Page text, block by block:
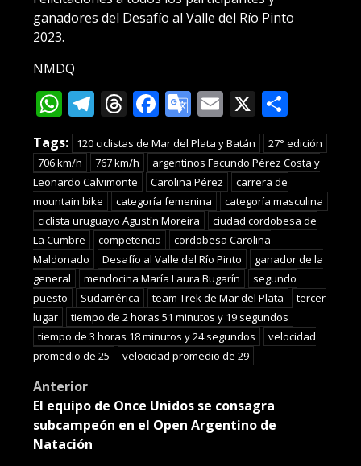
ganadores del Desafío al Valle del Río Pinto
2023.
NMDQ
WhatsApp
Telegram
Threads
Facebook
Google
Translate
Email
X
Tags: 120 ciclistas de Mar del Plata y Batán
27° edición
706 km/h
767 km/h
argentinos Facundo Pérez Costa y
Leonardo Calvimonte
Carolina Pérez
carrera de
mountain bike
categoría femenina
categoría masculina
ciclista uruguayo Agustín Moreira
ciudad cordobesa de
La Cumbre
competencia
cordobesa Carolina
Maldonado
Desafío al Valle del Río Pinto
ganador de la
general
mendocina María Laura Bugarín
segundo
puesto
Sudamérica team Trek de Mar del Plata
tercer
lugar
tiempo de 2 horas 51 minutos y 19 segundos
tiempo de 3 horas 18 minutos y 24 segundos
velocidad
promedio de 25
velocidad promedio de 29
Post
navigation
Anterior
El equipo de Once Unidos se consagra
subcampeón en el Open Argentino de
Natación